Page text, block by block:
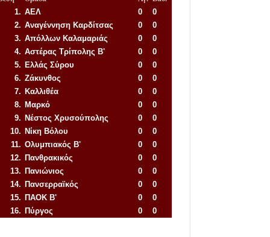
1. ΑΕΛ 0
0
2. Αναγέννηση Καρδίτσας 0
0
3. Απόλλων Καλαμαριάς 0
0
4. Αστέρας Τρίπολης Β' 0
0
5. Ελλάς Σύρου 0
0
6. Ζάκυνθος 0
0
7. Καλλιθέα 0
0
8. Μαρκό 0
0
9. Νέστος Χρυσούπολης 0
0
10. Νίκη Βόλου 0
0
11. Ολυμπιακός Β' 0
0
12. Πανθρακικός 0
0
13. Πανιώνιος 0
0
14. Πανσερραϊκός 0
0
15. ΠΑΟΚ Β' 0
0
16. Πύργος 0
0